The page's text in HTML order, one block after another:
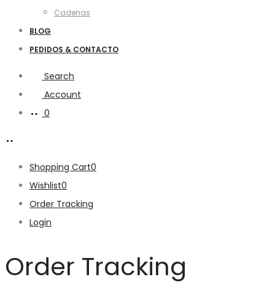
Cadenas
BLOG
PEDIDOS & CONTACTO
Search
Account
0
Shopping Cart0
Wishlist0
Order Tracking
Login
Order Tracking